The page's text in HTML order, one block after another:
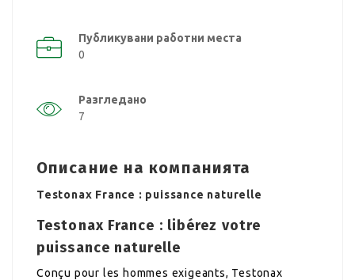
Публикувани работни места
0
Разгледано
7
Описание на компанията
Testonax France : puissance naturelle
Testonax France : libérez votre
puissance naturelle
Conçu pour les hommes exigeants, Testonax